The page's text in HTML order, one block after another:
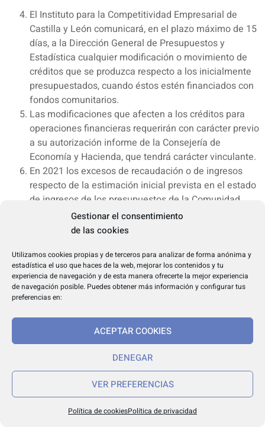
Gestionar el consentimiento
de las cookies
Utilizamos cookies propias y de terceros para analizar de forma anónima y
estadística el uso que haces de la web, mejorar los contenidos y tu
experiencia de navegación y de esta manera ofrecerte la mejor experiencia
de navegación posible. Puedes obtener más información y configurar tus
preferencias en:
ACEPTAR COOKIES
DENEGAR
VER PREFERENCIAS
Política de cookiesPolítica de privacidad
El Instituto para la Competitividad Empresarial de
Castilla y León comunicará, en el plazo máximo de 15
días, a la Dirección General de Presupuestos y
Estadística cualquier modificación o movimiento de
créditos que se produzca respecto a los inicialmente
presupuestados, cuando éstos estén financiados con
fondos comunitarios.
Las modificaciones que afecten a los créditos para
operaciones financieras requerirán con carácter previo
a su autorización informe de la Consejería de
Economía y Hacienda, que tendrá carácter vinculante.
En 2021 los excesos de recaudación o de ingresos
respecto de la estimación inicial prevista en el estado
de ingresos de los presupuestos de la Comunidad
para este ejercicio podrán dar lugar a generación de
crédito en el estado de gastos del presupuesto. La
corresponde al titular de la Consejería de Economía y
Hacienda.
La competencia para modificar créditos implica la de
abrir subconceptos presupuestarios, dentro de la
Artículo 12.º Créditos ampliables.
de la Hacienda y del Sector Público de la Comunidad de
Castilla y León, para el año 2021 tendrán la condición de
ampliables, por lo que su cuantía podrá ser incrementada
hasta una suma igual a las obligaciones cuyo